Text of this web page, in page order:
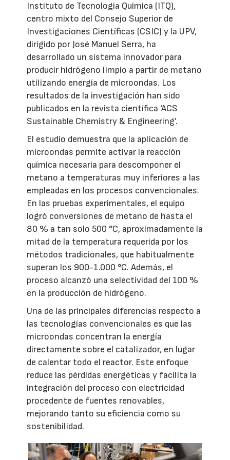
Instituto de Tecnología Química (ITQ),
centro mixto del Consejo Superior de
Investigaciones Científicas (CSIC) y la UPV,
dirigido por José Manuel Serra, ha
desarrollado un sistema innovador para
producir hidrógeno limpio a partir de metano
utilizando energía de microondas. Los
resultados de la investigación han sido
publicados en la revista científica ‘ACS
Sustainable Chemistry & Engineering’.
El estudio demuestra que la aplicación de
microondas permite activar la reacción
química necesaria para descomponer el
metano a temperaturas muy inferiores a las
empleadas en los procesos convencionales.
En las pruebas experimentales, el equipo
logró conversiones de metano de hasta el
80 % a tan solo 500 °C, aproximadamente la
mitad de la temperatura requerida por los
métodos tradicionales, que habitualmente
superan los 900-1.000 °C. Además, el
proceso alcanzó una selectividad del 100 %
en la producción de hidrógeno.
Una de las principales diferencias respecto a
las tecnologías convencionales es que las
microondas concentran la energía
directamente sobre el catalizador, en lugar
de calentar todo el reactor. Este enfoque
reduce las pérdidas energéticas y facilita la
integración del proceso con electricidad
procedente de fuentes renovables,
mejorando tanto su eficiencia como su
sostenibilidad.